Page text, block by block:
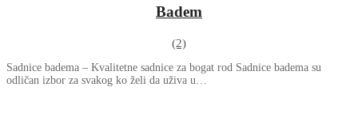
Badem
(2)
Sadnice badema – Kvalitetne sadnice za bogat rod Sadnice badema su
odličan izbor za svakog ko želi da uživa u…